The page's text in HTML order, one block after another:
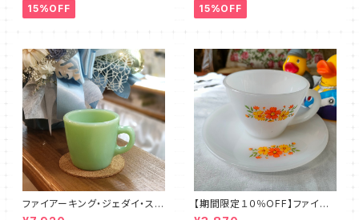
15%OFF 15%OFF
ファイアーキング・ジェダイ・スト
レートマグカップ（FKJD0006）
【期間限定１０％OFF】ファイア
ーキング・フラワー・カップ＆ソー